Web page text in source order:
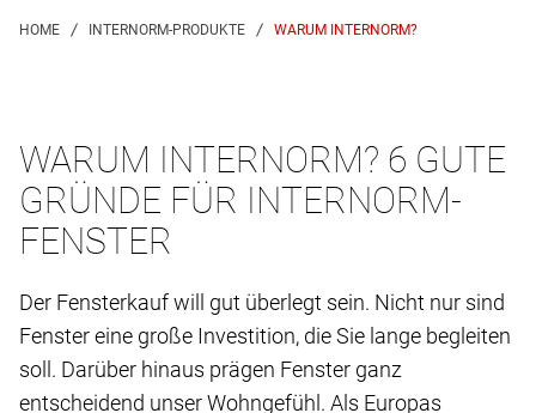
WARUM INTERNORM?
WARUM INTERNORM? 6 GUTE
GRÜNDE FÜR INTERNORM-
FENSTER
Der Fensterkauf will gut überlegt sein. Nicht nur sind
Fenster eine große Investition, die Sie lange begleiten
soll. Darüber hinaus prägen Fenster ganz
entscheidend unser Wohngefühl. Als Europas